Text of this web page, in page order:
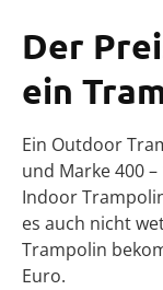
Der
ein
Ein Outdoor
und Marke 400
Indoor
es auch nicht
Trampolin
Euro.